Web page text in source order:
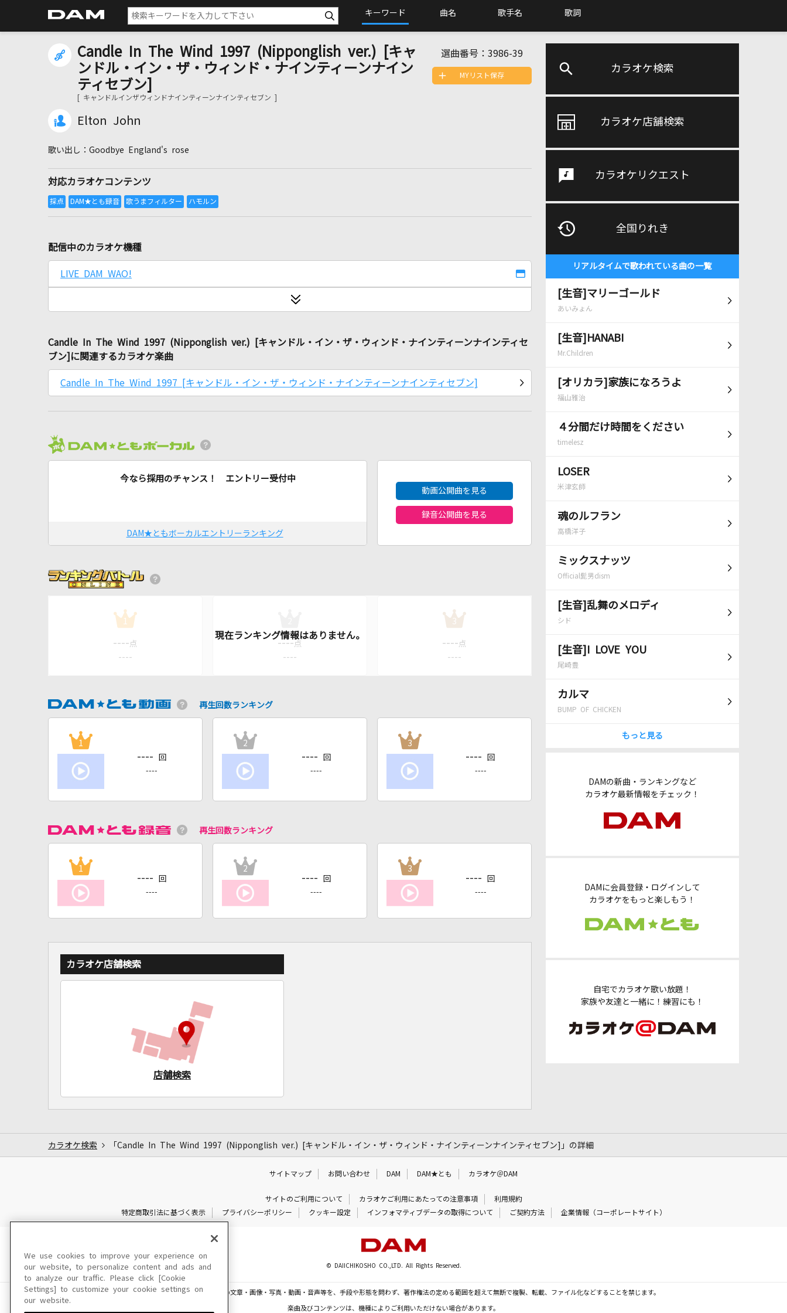
キーワード 曲名 歌手名 歌詞
カラオケ検索
カラオケ店舗検索
カラオケリクエスト
全国りれき
リアルタイムで歌われている曲の一覧
[生音]マリーゴールド
あいみょん
[生音]HANABI
Mr.Children
[オリカラ]家族になろうよ
福山雅治
４分間だけ時間をください
timelesz
LOSER
米津玄師
魂のルフラン
高橋洋子
ミックスナッツ
Official髭男dism
[生音]乱舞のメロディ
シド
[生音]I LOVE YOU
尾崎豊
カルマ
BUMP OF CHICKEN
もっと見る
DAMの新曲・ランキングなど
カラオケ最新情報をチェック！
DAMに会員登録・ログインして
カラオケをもっと楽しもう！
自宅でカラオケ歌い放題！
家族や友達と一緒に！練習にも！
Candle In The Wind 1997 (Nipponglish ver.) [キャ
ンドル・イン・ザ・ウィンド・ナインティーンナイン
ティセブン]
[ キャンドルインザウィンドナインティーンナインティセブン ]
Elton John
選曲番号： 3986-39
Goodbye England's rose
対応カラオケコンテンツ
MYリスト保存
配信中のカラオケ機種
LIVE DAM WAO!
Candle In The Wind 1997 (Nipponglish ver.) [キャンドル・イン・ザ・ウィンド・ナインティーンナインティセ
ブン]に関連するカラオケ楽曲
Candle In The Wind 1997 [キャンドル・イン・ザ・ウィンド・ナインティーンナインティセブン]
今なら採用のチャンス！ エントリー受付中
DAM★ともボーカルエントリーランキング
動画公開曲を見る
録音公開曲を見る
1
---- 点
----
---- 点
----
3
---- 点
----
再生回数ランキング
1
---- 回
----
2
---- 回
----
3
---- 回
----
再生回数ランキング
1
---- 回
----
2
---- 回
----
3
---- 回
----
カラオケ店舗検索
店舗検索
カラオケ検索 「Candle In The Wind 1997 (Nipponglish ver.) [キャンドル・イン・ザ・ウィンド・ナインティーンナインティセブン]」の詳細
サイトマップ お問い合わせ DAM DAM★とも カラオケ＠DAM
サイトのご利用について カラオケご利用にあたっての注意事項
利用規約
特定商取引法に基づく表示
プライバシーポリシー クッキー設定 インフォマティブデータの取得について ご契約方法 企業情報（コーポレートサイト）
© DAIICHIKOSHO CO.,LTD. All Rights Reserved.
このサイトに掲載されている一切の文章・画像・写真・動画・音声等を、手段や形態を問わず、著作権法の定める範囲を超えて無断で複製、転載、ファイル化などすることを禁じます。
楽曲及びコンテンツは、機種によりご利用いただけない場合があります。
We use cookies to improve your experience on
our website, to personalize content and ads and
to analyze our traffic. Please click [Cookie
Settings] to customize your cookie settings on
our website.